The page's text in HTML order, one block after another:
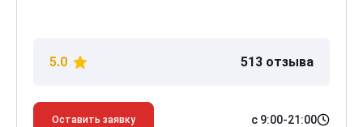
5.0 513 отзыва
Оставить заявку с 9:00-21:00